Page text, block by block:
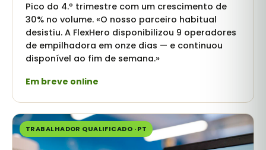
Pico do 4.º trimestre com um crescimento de
30% no volume. «O nosso parceiro habitual
desistiu. A FlexHero disponibilizou 9 operadores
de empilhadora em onze dias — e continuou
disponível ao fim de semana.»
Em breve online
TRABALHADOR QUALIFICADO · PT